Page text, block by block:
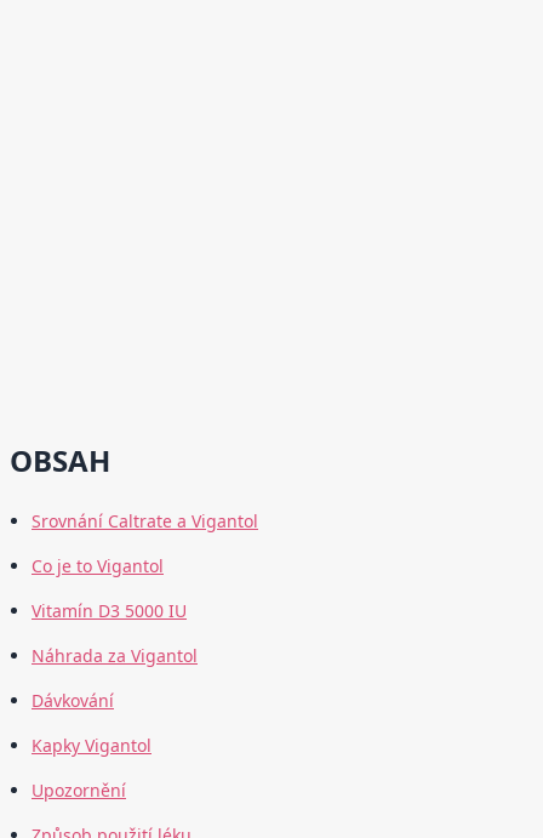
OBSAH
Srovnání Caltrate a Vigantol
Co je to Vigantol
Vitamín D3 5000 IU
Náhrada za Vigantol
Dávkování
Kapky Vigantol
Upozornění